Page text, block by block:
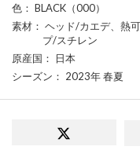
色 ： BLACK（000）
素材 ： ヘッド/カエデ、熱
プ/スチレン
原産国 ： 日本
シーズン ： 2023年 春夏